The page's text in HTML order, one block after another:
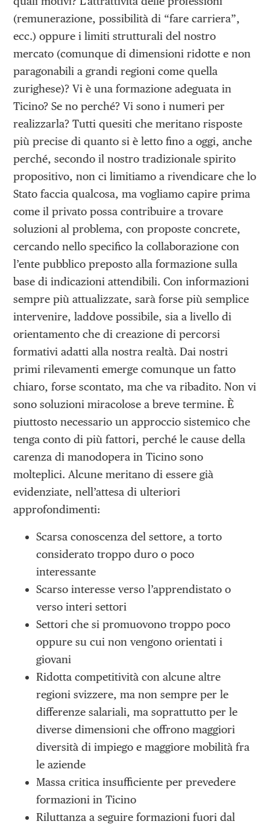
(remunerazione, possibilità di “fare carriera”,
ecc.) oppure i limiti strutturali del nostro
mercato (comunque di dimensioni ridotte e non
paragonabili a grandi regioni come quella
zurighese)? Vi è una formazione adeguata in
Ticino? Se no perché? Vi sono i numeri per
realizzarla? Tutti quesiti che meritano risposte
più precise di quanto si è letto fino a oggi, anche
perché, secondo il nostro tradizionale spirito
propositivo, non ci limitiamo a rivendicare che lo
Stato faccia qualcosa, ma vogliamo capire prima
come il privato possa contribuire a trovare
soluzioni al problema, con proposte concrete,
cercando nello specifico la collaborazione con
l’ente pubblico preposto alla formazione sulla
base di indicazioni attendibili. Con informazioni
sempre più attualizzate, sarà forse più semplice
intervenire, laddove possibile, sia a livello di
orientamento che di creazione di percorsi
formativi adatti alla nostra realtà. Dai nostri
primi rilevamenti emerge comunque un fatto
chiaro, forse scontato, ma che va ribadito. Non vi
sono soluzioni miracolose a breve termine. È
piuttosto necessario un approccio sistemico che
tenga conto di più fattori, perché le cause della
carenza di manodopera in Ticino sono
molteplici. Alcune meritano di essere già
evidenziate, nell’attesa di ulteriori
approfondimenti:
Scarsa conoscenza del settore, a torto
considerato troppo duro o poco
interessante
Scarso interesse verso l’apprendistato o
verso interi settori
Settori che si promuovono troppo poco
oppure su cui non vengono orientati i
giovani
Ridotta competitività con alcune altre
regioni svizzere, ma non sempre per le
differenze salariali, ma soprattutto per le
diverse dimensioni che offrono maggiori
diversità di impiego e maggiore mobilità fra
le aziende
Massa critica insufficiente per prevedere
formazioni in Ticino
Riluttanza a seguire formazioni fuori dal